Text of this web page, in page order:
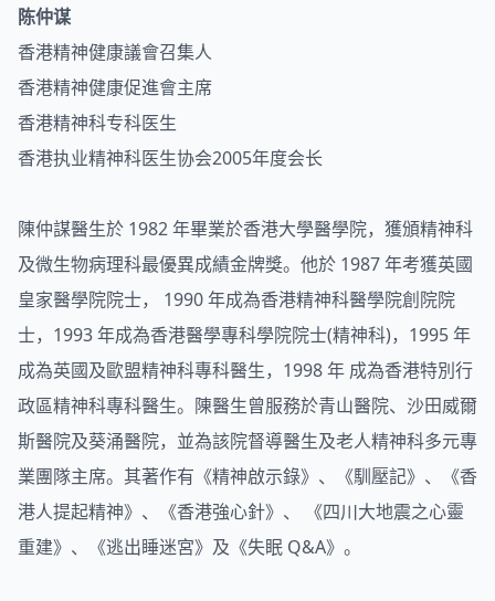
陈仲谋
香港精神健康議會召集人
香港精神健康促進會主席
香港精神科专科医生
香港执业精神科医生协会2005年度会长
陳仲謀醫生於 1982 年畢業於香港大學醫學院，獲頒精神科
及微生物病理科最優異成績金牌獎。他於 1987 年考獲英國
皇家醫學院院士， 1990 年成為香港精神科醫學院創院院
士，1993 年成為香港醫學專科學院院士(精神科)，1995 年
成為英國及歐盟精神科專科醫生，1998 年 成為香港特別行
政區精神科專科醫生。陳醫生曾服務於青山醫院、沙田威爾
斯醫院及葵涌醫院，並為該院督導醫生及老人精神科多元專
業團隊主席。其著作有《精神啟示錄》、《馴壓記》、《香
港人提起精神》、《香港強心針》、 《四川大地震之心靈
重建》、《逃出睡迷宮》及《失眠 Q&A》。